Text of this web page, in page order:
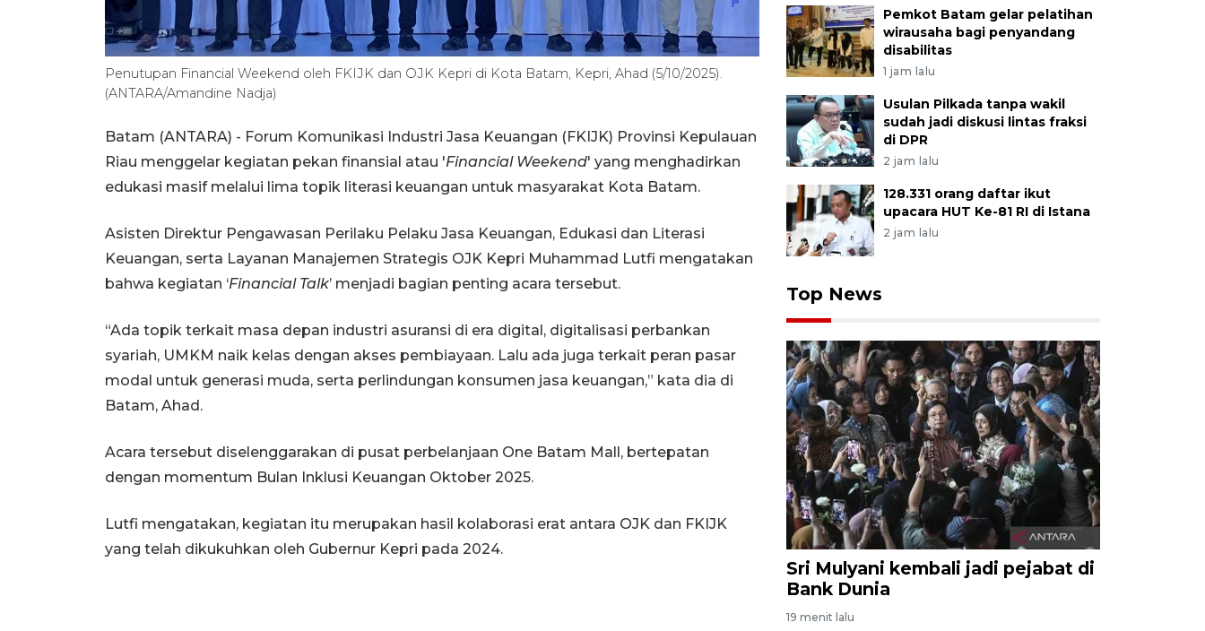
Penutupan Financial Weekend oleh FKIJK dan OJK Kepri di Kota Batam, Kepri, Ahad (5/10/2025).
(ANTARA/Amandine Nadja)
Batam (ANTARA) - Forum Komunikasi Industri Jasa Keuangan (FKIJK) Provinsi Kepulauan
Riau menggelar kegiatan pekan finansial atau 'Financial Weekend' yang menghadirkan
edukasi masif melalui lima topik literasi keuangan untuk masyarakat Kota Batam.
Asisten Direktur Pengawasan Perilaku Pelaku Jasa Keuangan, Edukasi dan Literasi
Keuangan, serta Layanan Manajemen Strategis OJK Kepri Muhammad Lutfi mengatakan
bahwa kegiatan ‘Financial Talk’ menjadi bagian penting acara tersebut.
“Ada topik terkait masa depan industri asuransi di era digital, digitalisasi perbankan
syariah, UMKM naik kelas dengan akses pembiayaan. Lalu ada juga terkait peran pasar
modal untuk generasi muda, serta perlindungan konsumen jasa keuangan,” kata dia di
Batam, Ahad.
Acara tersebut diselenggarakan di pusat perbelanjaan One Batam Mall, bertepatan
dengan momentum Bulan Inklusi Keuangan Oktober 2025.
Lutfi mengatakan, kegiatan itu merupakan hasil kolaborasi erat antara OJK dan FKIJK
yang telah dikukuhkan oleh Gubernur Kepri pada 2024.
Pemkot Batam gelar pelatihan
wirausaha bagi penyandang
disabilitas
1 jam lalu
Usulan Pilkada tanpa wakil
sudah jadi diskusi lintas fraksi
di DPR
2 jam lalu
128.331 orang daftar ikut
upacara HUT Ke-81 RI di Istana
2 jam lalu
Top News
Sri Mulyani kembali jadi pejabat di
Bank Dunia
19 menit lalu